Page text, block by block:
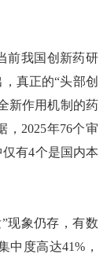
我国创新药研
真正的“头部创
新作用机制的药
，2025年76个审
有4个是国内本
象仍存，有数
中度高达41%，